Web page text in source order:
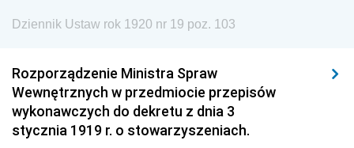
Dziennik Ustaw rok 1920 nr 19 poz. 103
Rozporządzenie Ministra Spraw
Wewnętrznych w przedmiocie przepisów
wykonawczych do dekretu z dnia 3
stycznia 1919 r. o stowarzyszeniach.